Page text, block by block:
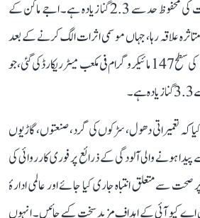
ایم 2.5 کی سطح عالمی ادارۂ صحت کی محفوظ حد سے 2.3 گنا زیادہ ہے۔ اجے ماکن کے
علاقہ رہا، جہاں موسمی اثرات الگ کرنے کے بعد
اے کیو آئی 132 اور پی ایم 10 کی سطح 147 مائیکروگرام فی مکعب میٹر ریکارڈ کی گئی، جو
تعمیراتی دھول، سڑکوں کی گرد، صنعتوں، گاڑیوں
ہونے والی آلودگی کے ذرائع پر فوری کارروائی کی
صحت سے متعلق انتباہ جاری کیا جائے اور عالمی ادارۂ
کیو آئی کے اہداف مزید سخت کیے جائیں۔ انہوں